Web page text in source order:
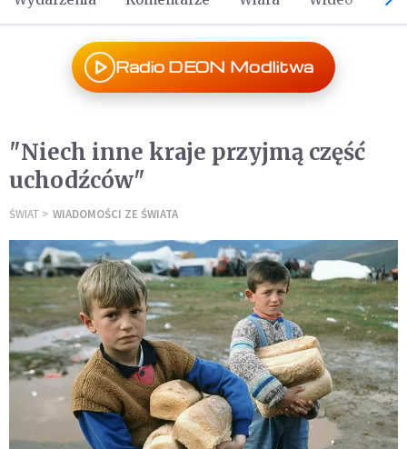
Radio DEON Modlitwa
"Niech inne kraje przyjmą część
uchodźców"
ŚWIAT WIADOMOŚCI ZE ŚWIATA